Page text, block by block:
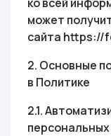
может
сайта https://
2. Основные
в Политике
2.1.